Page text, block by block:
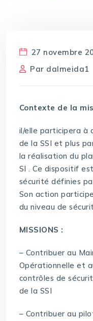
27 novembre
Par dalmeida1
Contexte de la
il/elle participera à
de la SSI et plus
la réalisation du
SI . Ce dispositif
sécurité définies
Son action
du niveau de
MISSIONS :
– Contribuer au
Opérationnelle et
contrôles de
de la SSI
– Contribuer au